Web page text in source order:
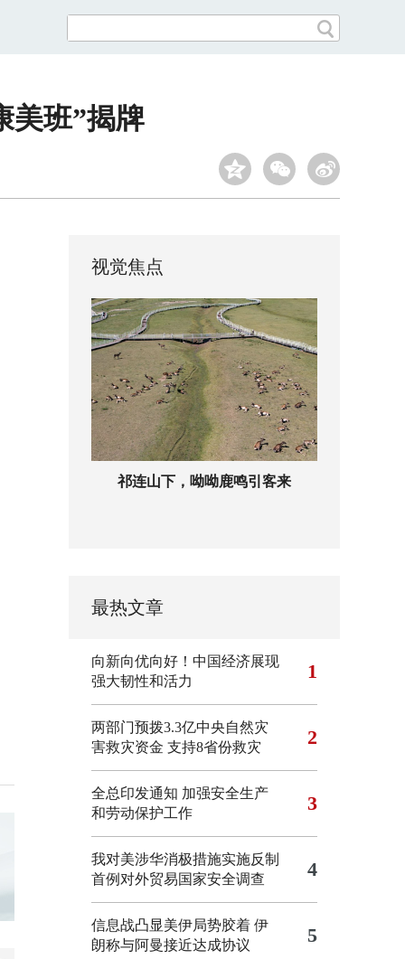
美班”揭牌
视觉焦点
祁连山下，呦呦鹿鸣引客来
最热文章
向新向优向好！中国经济展现
强大韧性和活力
1
两部门预拨3.3亿中央自然灾
害救灾资金 支持8省份救灾
2
全总印发通知 加强安全生产
和劳动保护工作
3
我对美涉华消极措施实施反制
首例对外贸易国家安全调查
4
信息战凸显美伊局势胶着 伊
朗称与阿曼接近达成协议
5